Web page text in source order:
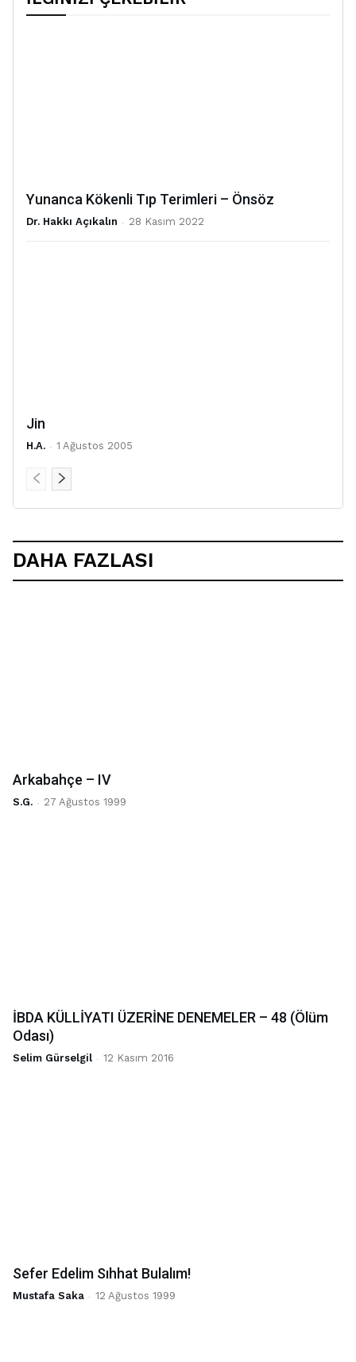
Yunanca Kökenli Tıp Terimleri – Önsöz
Dr. Hakkı Açıkalın - 28 Kasım 2022
Jin
H.A. - 1 Ağustos 2005
DAHA FAZLASI
Arkabahçe – IV
S.G. - 27 Ağustos 1999
İBDA KÜLLİYATI ÜZERİNE DENEMELER – 48 (Ölüm
Odası)
Selim Gürselgil - 12 Kasım 2016
Sefer Edelim Sıhhat Bulalım!
Mustafa Saka - 12 Ağustos 1999